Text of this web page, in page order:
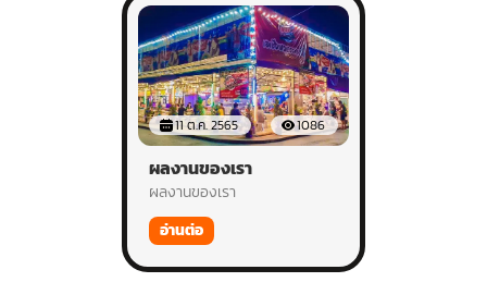
11 ต.ค. 2565 1086
ผลงานของเรา
ผลงานของเรา
อ่านต่อ